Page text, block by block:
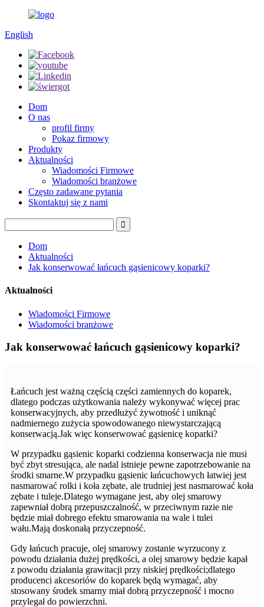
English
Dom
O nas
profil firmy
Pokaz firmowy
Produkty
Aktualności
Wiadomości Firmowe
Wiadomości branżowe
Często zadawane pytania
Skontaktuj się z nami
Dom
Aktualności
Jak konserwować łańcuch gąsienicowy koparki?
Aktualności
Wiadomości Firmowe
Wiadomości branżowe
Jak konserwować łańcuch gąsienicowy koparki?
Łańcuch jest ważną częścią części zamiennych do koparek,
dlatego podczas użytkowania należy wykonywać więcej prac
konserwacyjnych, aby przedłużyć żywotność i uniknąć
nadmiernego zużycia spowodowanego niewystarczającą
konserwacją.Jak więc konserwować gąsienicę koparki?
W przypadku gąsienic koparki codzienna konserwacja nie musi
być zbyt stresująca, ale nadal istnieje pewne zapotrzebowanie na
środki smarne.W przypadku gąsienic łańcuchowych łatwiej jest
nasmarować rolki i koła zębate, ale trudniej jest nasmarować koła
zębate i tuleje.Dlatego wymagane jest, aby olej smarowy
zapewniał dobrą przepuszczalność, w przeciwnym razie nie
będzie miał dobrego efektu smarowania na wale i tulei
wału.Mają doskonałą przyczepność.
Gdy łańcuch pracuje, olej smarowy zostanie wyrzucony z
powodu działania dużej prędkości, a olej smarowy będzie kapał
z powodu działania grawitacji przy niskiej prędkości;dlatego
producenci akcesoriów do koparek będą wymagać, aby
stosowany środek smarny miał dobrą przyczepność i mocno
przylegał do powierzchni.